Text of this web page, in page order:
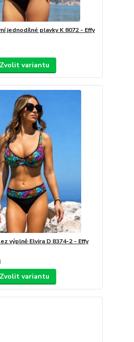
jednodílné plavky K 8072 - Effy
Zvolit variantu
výplně Elvira D 8374-2 - Effy
Zvolit variantu